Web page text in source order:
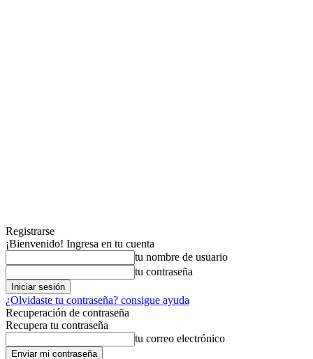
Registrarse
¡Bienvenido! Ingresa en tu cuenta
tu nombre de usuario
tu contraseña
¿Olvidaste tu contraseña? consigue ayuda
Recuperación de contraseña
Recupera tu contraseña
tu correo electrónico